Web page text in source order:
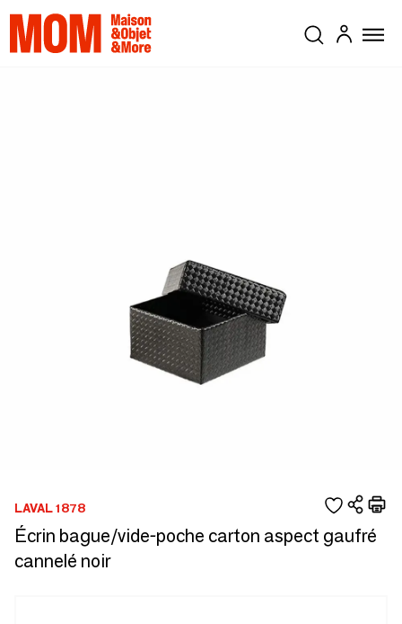
LAVAL 1878
Écrin bague/vide-poche carton aspect gaufré
cannelé noir